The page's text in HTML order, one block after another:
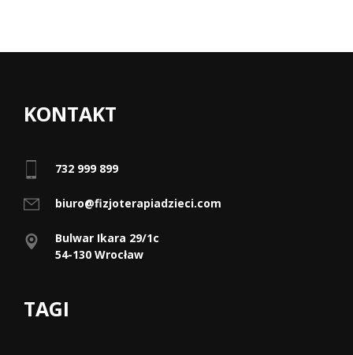
KONTAKT
732 999 899
biuro@fizjoterapiadzieci.com
Bulwar Ikara 29/1c
54-130 Wrocław
TAGI